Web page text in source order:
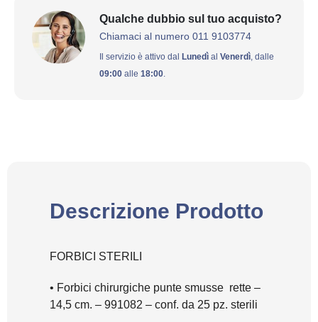
Qualche dubbio sul tuo acquisto?
Chiamaci al numero 011 9103774
Il servizio è attivo dal Lunedì al Venerdì, dalle
09:00 alle 18:00.
Descrizione Prodotto
FORBICI STERILI
• Forbici chirurgiche punte smusse rette –
14,5 cm. – 991082 – conf. da 25 pz. sterili